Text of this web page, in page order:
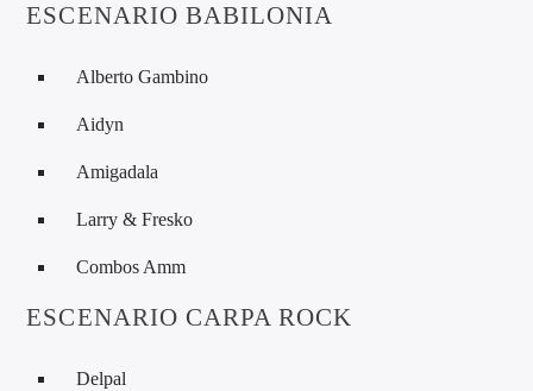
ESCENARIO BABILONIA
Alberto Gambino
Aidyn
Amigadala
Larry & Fresko
Combos Amm
ESCENARIO CARPA ROCK
Delpal